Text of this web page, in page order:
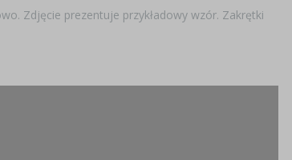
Zdjęcie prezentuje przykładowy wzór. Zakrętki